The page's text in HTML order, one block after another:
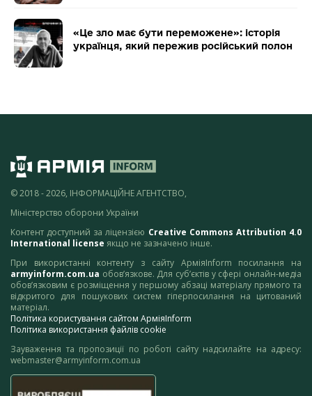
«Це зло має бути переможене»: історія
українця, який пережив російський полон
© 2018 - 2026, ІНФОРМАЦІЙНЕ АГЕНТСТВО,
Міністерство оборони України
Контент доступний за ліцензією Creative Commons Attribution 4.0
International license якщо не зазначено інше.
При використанні контенту з сайту АрміяInform посилання на
armyinform.com.ua обов’язкове. Для суб’єктів у сфері онлайн-медіа
обов’язковим є розміщення у першому абзаці матеріалу прямого та
відкритого для пошукових систем гіперпосилання на цитований
матеріал.
Політика користування сайтом АрміяInform
Політика використання файлів cookie
Зауваження та пропозиції по роботі сайту надсилайте на адресу:
webmaster@armyinform.com.ua